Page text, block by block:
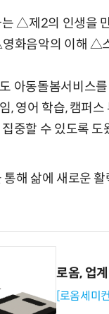
는 △제2의 인생을
화음악의 이해 △
아동돌봄서비스
, 영어 학습, 캠퍼
중할 수 있도록 도
해 삶에 새로운
로옴, 업
[로옴세미